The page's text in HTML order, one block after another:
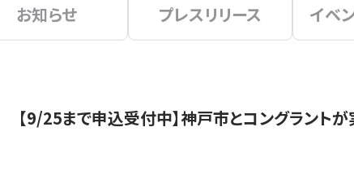
お知らせ プレスリリース イベ
【9/25まで申込受付中】神戸市とコングラント